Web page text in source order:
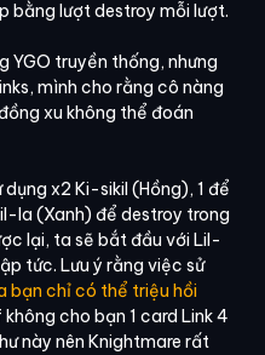
bằng lượt destroy mỗi lượt.
truyền thống, nhưng
mình cho rằng cô nàng
xu không thể đoán
x2 Ki-sikil (Hồng), 1 để
la (Xanh) để destroy trong
lại, ta sẽ bắt đầu với Lil-
tức. Lưu ý rằng việc sử
bạn chỉ có thể triệu hồi
cho bạn 1 card Link 4
này nên Knightmare rất